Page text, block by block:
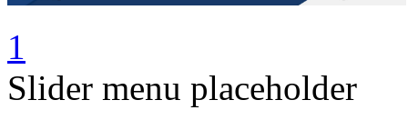
1
Slider menu placeholder